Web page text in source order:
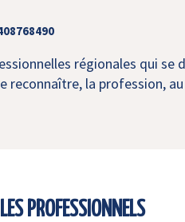
régionales qui se
reconnaître, la profession,
LES PROFESSIONNELS